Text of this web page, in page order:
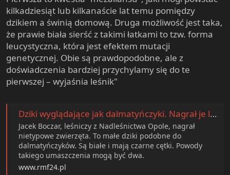
kilkadziesiąt lub kilkanaście lat temu pomiędzy
dzikiem a świnią domową. Druga możliwość jest taka,
że prawie biała sierść z takimi łatkami to tzw. forma
leucystyczna, która jest efektem mutacji
genetycznej. Obie są prawdopodobne, ale z
doświadczenia bardziej przychylamy się do te
pierwszej – wyjaśnia leśnik"
Dziki wyglądające jak dalmatyńczyki. Nagrał je leśniczy
Jacek Boczar, leśniczy z Nadleśnictwa Opole, nagrał
nietypowe zwierzęta. To małe dziki podobne do
dalmatyńczyków. Są białe i mają czarne cętki. Powody
takiego umaszczenia mogą być dwa.
www.rmf24.pl